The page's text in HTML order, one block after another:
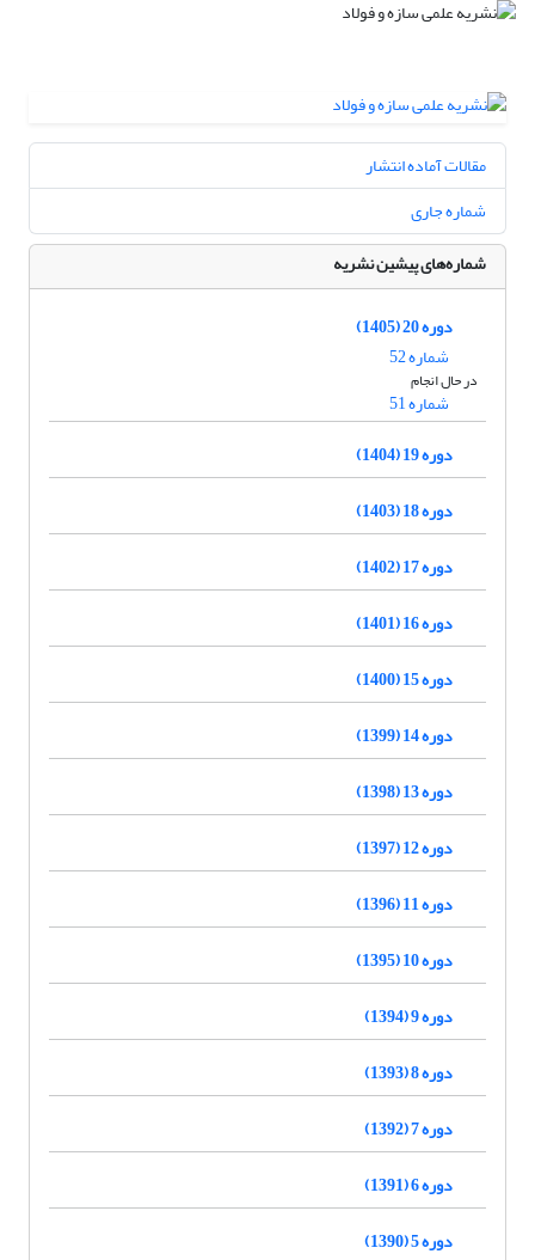
مقالات آماده انتشار
شماره جاری
شماره‌های پیشین نشریه
دوره 20 (1405)
شماره 52
در حال انجام
شماره 51
دوره 19 (1404)
دوره 18 (1403)
دوره 17 (1402)
دوره 16 (1401)
دوره 15 (1400)
دوره 14 (1399)
دوره 13 (1398)
دوره 12 (1397)
دوره 11 (1396)
دوره 10 (1395)
دوره 9 (1394)
دوره 8 (1393)
دوره 7 (1392)
دوره 6 (1391)
دوره 5 (1390)